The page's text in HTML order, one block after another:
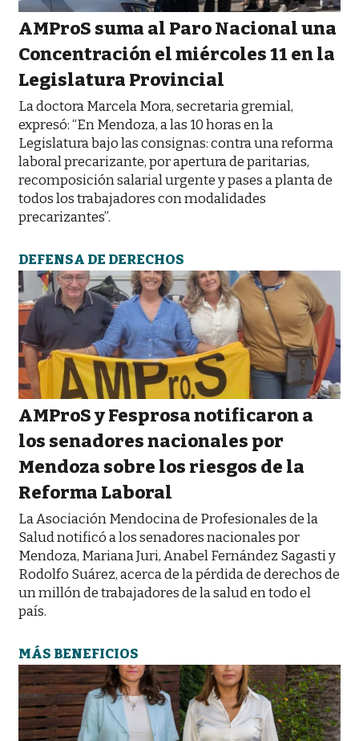
AMProS suma al Paro Nacional una
Concentración el miércoles 11 en la
Legislatura Provincial
La doctora Marcela Mora, secretaria gremial,
expresó: “En Mendoza, a las 10 horas en la
Legislatura bajo las consignas: contra una reforma
laboral precarizante, por apertura de paritarias,
recomposición salarial urgente y pases a planta de
todos los trabajadores con modalidades
precarizantes”.
DEFENSA DE DERECHOS
AMProS y Fesprosa notificaron a
los senadores nacionales por
Mendoza sobre los riesgos de la
Reforma Laboral
La Asociación Mendocina de Profesionales de la
Salud notificó a los senadores nacionales por
Mendoza, Mariana Juri, Anabel Fernández Sagasti y
Rodolfo Suárez, acerca de la pérdida de derechos de
un millón de trabajadores de la salud en todo el
país.
MÁS BENEFICIOS